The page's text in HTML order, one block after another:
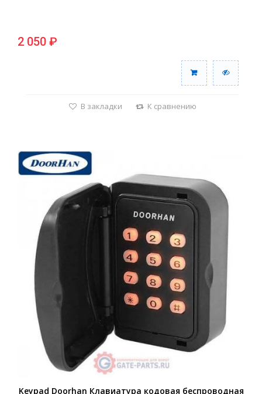
2 050 ₽
В закладки К сравнению
Keypad Doorhan Клавиатура кодовая беспроводная